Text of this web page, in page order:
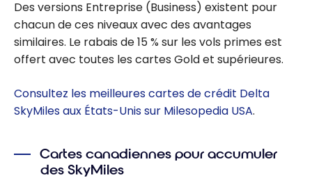
Des versions Entreprise (Business) existent pour
chacun de ces niveaux avec des avantages
similaires. Le rabais de 15 % sur les vols primes est
offert avec toutes les cartes Gold et supérieures.
Consultez les meilleures cartes de crédit Delta
SkyMiles aux États-Unis sur Milesopedia USA.
Cartes canadiennes pour accumuler
des SkyMiles